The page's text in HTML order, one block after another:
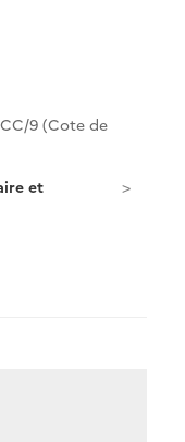
9 (Cote de
et